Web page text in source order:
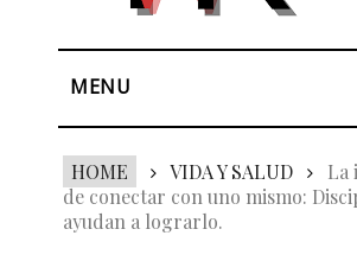
MENU
HOME VIDA Y SALUD
La
de conectar con uno mismo:
ayudan a lograrlo.